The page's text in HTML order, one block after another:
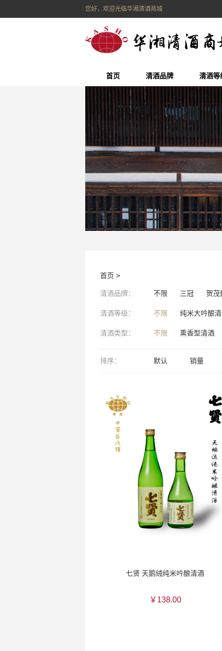
您好，欢迎光临华湘清酒商城
首页 清酒品牌 清酒等
首页 >
清酒品牌： 不限 三冠 贺茂
清酒等级： 不限 纯米大吟酿
清酒类型： 不限 熏香型清酒
排序： 默认 销量
七贤 天鹅绒纯米吟酿清酒
￥138.00